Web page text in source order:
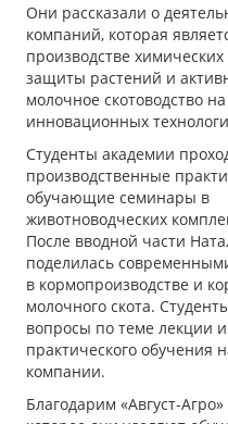
Они рассказали о
компаний, которая
производстве химических
защиты растений и
молочное скотоводство
инновационных
Студенты академии
производственные
обучающие семинары в
животноводческих
После вводной части
поделилась
в кормопроизводстве и
молочного скота.
вопросы по теме лекции
практического обучения
компании.
Благодарим «Август-